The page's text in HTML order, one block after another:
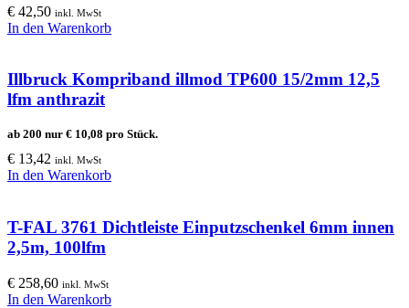
€ 42,50 inkl. MwSt
In den Warenkorb
Illbruck Kompriband illmod TP600 15/2mm 12,5
lfm anthrazit
ab 200 nur € 10,08 pro Stück.
€ 13,42 inkl. MwSt
In den Warenkorb
T-FAL 3761 Dichtleiste Einputzschenkel 6mm innen
2,5m, 100lfm
€ 258,60 inkl. MwSt
In den Warenkorb